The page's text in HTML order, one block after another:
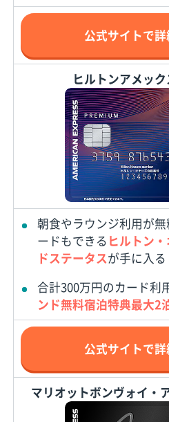
公式サイトで
ヒルトンアメッ
朝食やラウンジ利用が
ードもできる ヒルトン
ドステータスが手に入る
合計300万円のカード利
ンド無料宿泊特典最大2
公式サイトで
マリオットボンヴォイ・